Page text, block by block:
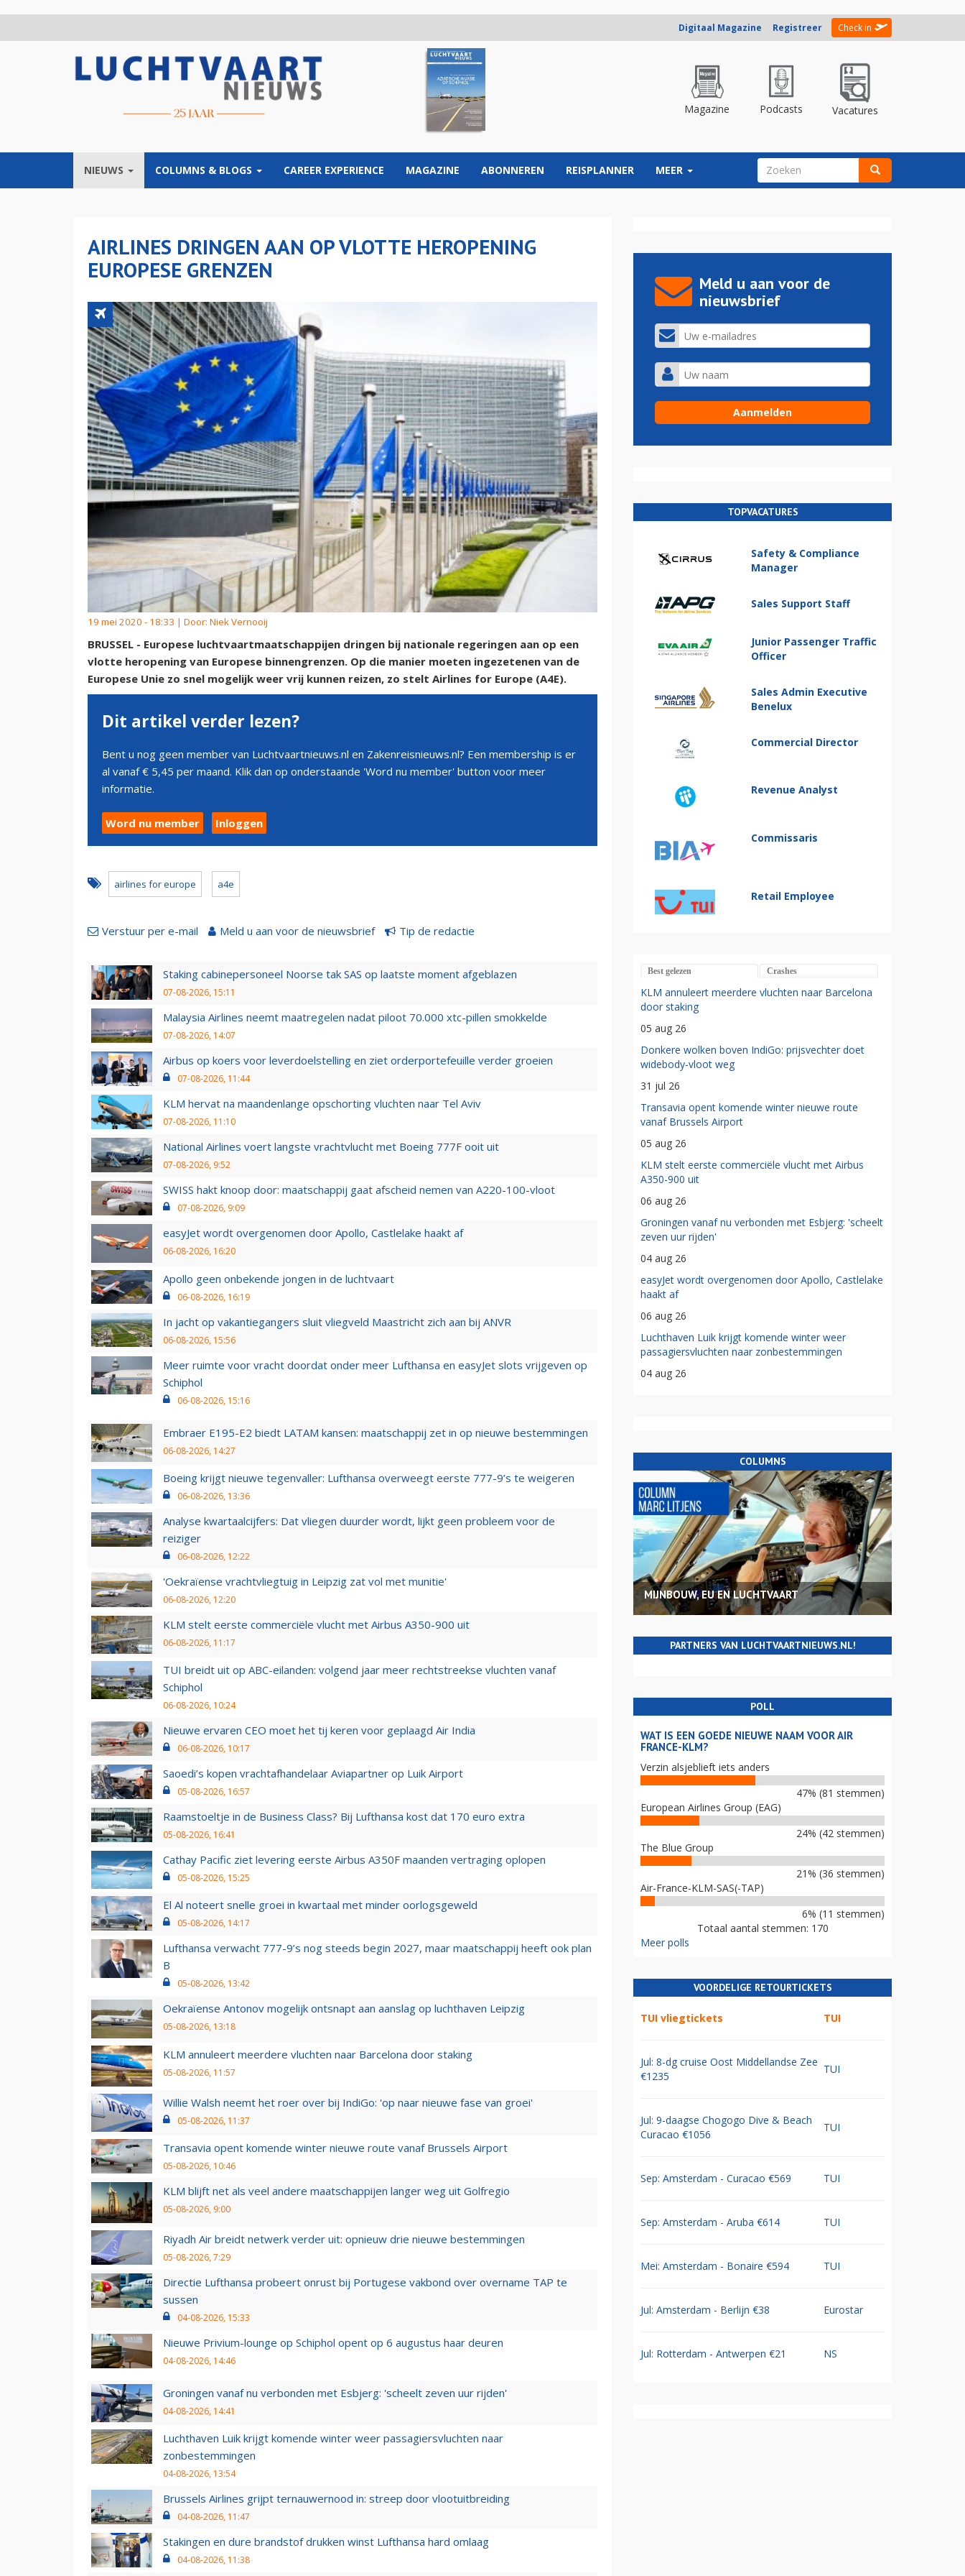
Digitaal Magazine Registreer Check in
Magazine Podcasts Vacatures
NIEUWS COLUMNS & BLOGS CAREER EXPERIENCE MAGAZINE ABONNEREN REISPLANNER MEER ZOEKVELD
AIRLINES DRINGEN AAN OP VLOTTE HEROPENING
EUROPESE GRENZEN
19 mei 2020 - 18:33 | Door: Niek Vernooij
BRUSSEL - Europese luchtvaartmaatschappijen dringen bij nationale regeringen aan op een
vlotte heropening van Europese binnengrenzen. Op die manier moeten ingezetenen van de
Europese Unie zo snel mogelijk weer vrij kunnen reizen, zo stelt Airlines for Europe (A4E).
Dit artikel verder lezen?
Bent u nog geen member van Luchtvaartnieuws.nl en Zakenreisnieuws.nl? Een membership is er
al vanaf € 5,45 per maand. Klik dan op onderstaande 'Word nu member' button voor meer
informatie.
Word nu member Inloggen
airlines for europe a4e
Verstuur per e-mail Meld u aan voor de nieuwsbrief Tip de redactie
Staking cabinepersoneel Noorse tak SAS op laatste moment afgeblazen
07-08-2026, 15:11
Malaysia Airlines neemt maatregelen nadat piloot 70.000 xtc-pillen smokkelde
07-08-2026, 14:07
Airbus op koers voor leverdoelstelling en ziet orderportefeuille verder groeien
07-08-2026, 11:44
KLM hervat na maandenlange opschorting vluchten naar Tel Aviv
07-08-2026, 11:10
National Airlines voert langste vrachtvlucht met Boeing 777F ooit uit
07-08-2026, 9:52
SWISS hakt knoop door: maatschappij gaat afscheid nemen van A220-100-vloot
07-08-2026, 9:09
easyJet wordt overgenomen door Apollo, Castlelake haakt af
06-08-2026, 16:20
Apollo geen onbekende jongen in de luchtvaart
06-08-2026, 16:19
In jacht op vakantiegangers sluit vliegveld Maastricht zich aan bij ANVR
06-08-2026, 15:56
Meer ruimte voor vracht doordat onder meer Lufthansa en easyJet slots vrijgeven op
Schiphol
06-08-2026, 15:16
Embraer E195-E2 biedt LATAM kansen: maatschappij zet in op nieuwe bestemmingen
06-08-2026, 14:27
Boeing krijgt nieuwe tegenvaller: Lufthansa overweegt eerste 777-9’s te weigeren
06-08-2026, 13:36
Analyse kwartaalcijfers: Dat vliegen duurder wordt, lijkt geen probleem voor de
reiziger
06-08-2026, 12:22
'Oekraïense vrachtvliegtuig in Leipzig zat vol met munitie'
06-08-2026, 12:20
KLM stelt eerste commerciële vlucht met Airbus A350-900 uit
06-08-2026, 11:17
TUI breidt uit op ABC-eilanden: volgend jaar meer rechtstreekse vluchten vanaf
Schiphol
06-08-2026, 10:24
Nieuwe ervaren CEO moet het tij keren voor geplaagd Air India
06-08-2026, 10:17
Saoedi’s kopen vrachtafhandelaar Aviapartner op Luik Airport
05-08-2026, 16:57
Raamstoeltje in de Business Class? Bij Lufthansa kost dat 170 euro extra
05-08-2026, 16:41
Cathay Pacific ziet levering eerste Airbus A350F maanden vertraging oplopen
05-08-2026, 15:25
El Al noteert snelle groei in kwartaal met minder oorlogsgeweld
05-08-2026, 14:17
Lufthansa verwacht 777-9’s nog steeds begin 2027, maar maatschappij heeft ook plan
B
05-08-2026, 13:42
Oekraïense Antonov mogelijk ontsnapt aan aanslag op luchthaven Leipzig
05-08-2026, 13:18
KLM annuleert meerdere vluchten naar Barcelona door staking
05-08-2026, 11:57
Willie Walsh neemt het roer over bij IndiGo: 'op naar nieuwe fase van groei'
05-08-2026, 11:37
Transavia opent komende winter nieuwe route vanaf Brussels Airport
05-08-2026, 10:46
KLM blijft net als veel andere maatschappijen langer weg uit Golfregio
05-08-2026, 9:00
Riyadh Air breidt netwerk verder uit: opnieuw drie nieuwe bestemmingen
05-08-2026, 7:29
Directie Lufthansa probeert onrust bij Portugese vakbond over overname TAP te
sussen
04-08-2026, 15:33
Nieuwe Privium-lounge op Schiphol opent op 6 augustus haar deuren
04-08-2026, 14:46
Groningen vanaf nu verbonden met Esbjerg: 'scheelt zeven uur rijden'
04-08-2026, 14:41
Luchthaven Luik krijgt komende winter weer passagiersvluchten naar
zonbestemmingen
04-08-2026, 13:54
Brussels Airlines grijpt ternauwernood in: streep door vlootuitbreiding
04-08-2026, 11:47
Stakingen en dure brandstof drukken winst Lufthansa hard omlaag
04-08-2026, 11:38
Meld u aan voor de
nieuwsbrief
TOPVACATURES
Safety & Compliance
Manager
Sales Support Staff
Junior Passenger Traffic
Officer
Sales Admin Executive
Benelux
Commercial Director
Revenue Analyst
Commissaris
Retail Employee
Best gelezen Crashes
KLM annuleert meerdere vluchten naar Barcelona
door staking
05 aug 26
Donkere wolken boven IndiGo: prijsvechter doet
widebody-vloot weg
31 jul 26
Transavia opent komende winter nieuwe route
vanaf Brussels Airport
05 aug 26
KLM stelt eerste commerciële vlucht met Airbus
A350-900 uit
06 aug 26
Groningen vanaf nu verbonden met Esbjerg: 'scheelt
zeven uur rijden'
04 aug 26
easyJet wordt overgenomen door Apollo, Castlelake
haakt af
06 aug 26
Luchthaven Luik krijgt komende winter weer
passagiersvluchten naar zonbestemmingen
04 aug 26
COLUMNS
MIJNBOUW, EU EN LUCHTVAART
PARTNERS VAN LUCHTVAARTNIEUWS.NL!
POLL
WAT IS EEN GOEDE NIEUWE NAAM VOOR AIR
FRANCE-KLM?
Verzin alsjeblieft iets anders
47% (81 stemmen)
European Airlines Group (EAG)
24% (42 stemmen)
The Blue Group
21% (36 stemmen)
Air-France-KLM-SAS(-TAP)
6% (11 stemmen)
Totaal aantal stemmen: 170
Meer polls
VOORDELIGE RETOURTICKETS
TUI vliegtickets TUI
Jul: 8-dg cruise Oost Middellandse Zee
€1235
TUI
Jul: 9-daagse Chogogo Dive & Beach
Curacao €1056
TUI
Sep: Amsterdam - Curacao €569 TUI
Sep: Amsterdam - Aruba €614 TUI
Mei: Amsterdam - Bonaire €594 TUI
Jul: Amsterdam - Berlijn €38 Eurostar
Jul: Rotterdam - Antwerpen €21 NS